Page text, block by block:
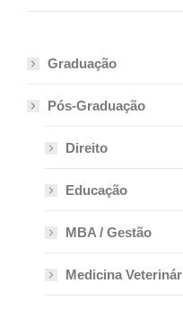
Graduação
Pós-Graduação
Direito
Educação
MBA / Gestão
Medicina